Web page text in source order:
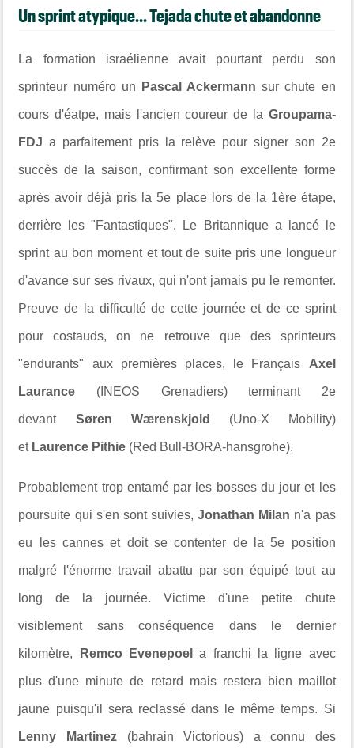
Un sprint atypique... Tejada chute et abandonne
La formation israélienne avait pourtant perdu son
sprinteur numéro un Pascal Ackermann sur chute en
cours d'éatpe, mais l'ancien coureur de la Groupama-
FDJ a parfaitement pris la relève pour signer son 2e
succès de la saison, confirmant son excellente forme
après avoir déjà pris la 5e place lors de la 1ère étape,
derrière les "Fantastiques". Le Britannique a lancé le
sprint au bon moment et tout de suite pris une longueur
d'avance sur ses rivaux, qui n'ont jamais pu le remonter.
Preuve de la difficulté de cette journée et de ce sprint
pour costauds, on ne retrouve que des sprinteurs
"endurants" aux premières places, le Français Axel
Laurance (INEOS Grenadiers) terminant 2e
devant Søren Wærenskjold (Uno-X Mobility)
et Laurence Pithie (Red Bull-BORA-hansgrohe).
Probablement trop entamé par les bosses du jour et les
poursuite qui s'en sont suivies,Jonathan Milan n'a pas
eu les cannes et doit se contenter de la 5e position
malgré l'énorme travail abattu par son équipé tout au
long de la journée. Victime d'une petite chute
visiblement sans conséquence dans le dernier
kilomètre, Remco Evenepoel a franchi la ligne avec
plus d'une minute de retard mais restera bien maillot
jaune puisqu'il sera reclassé dans le même temps. Si
Lenny Martinez (bahrain Victorious) a connu des